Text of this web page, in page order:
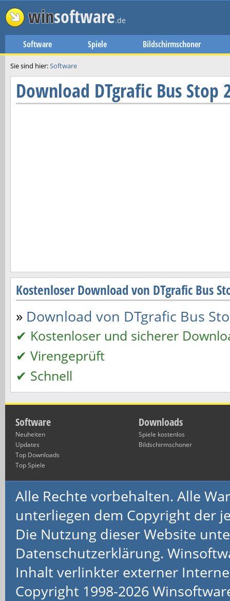
winsoftware.de
Software Spiele Bildschirmschoner
Sie sind hier:Software
Download DTgrafic Bus Stop
Kostenloser Download von DTgrafic Bus
» Download von DTgrafic Bus
✔ Kostenloser und sicherer
✔ Virengeprüft
✔ Schnell
Software
Neuheiten
Updates
Top Downloads
Top Spiele
Downloads
Spiele kostenlos
Bildschirmschoner
Alle Rechte vorbehalten. Alle
unterliegen dem Copyright der
Die Nutzung dieser Website
Datenschutzerklärung.
Inhalt verlinkter externer
Copyright 1998-2026